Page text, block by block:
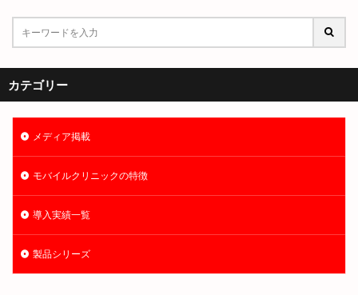
カテゴリー
メディア掲載
モバイルクリニックの特徴
導入実績一覧
製品シリーズ